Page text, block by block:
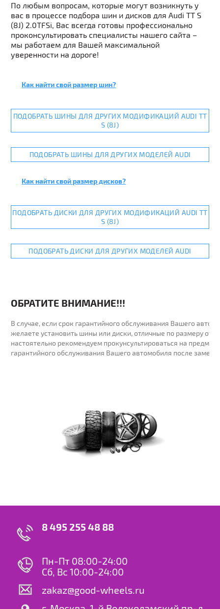
По любым вопросам, которые могут возникнуть у
вас в процессе подбора шин и дисков для Audi TT S
(8J) 2.0TFSi, Вас всегда готовы профессионально
проконсультировать специалисты нашего сайта –
мы работаем для Вашей максимальной
уверенности на дороге!
Как найти свой размер шин?
ПОДОБРАТЬ ШИНЫ ДЛЯ ДРУГИХ МОДИФИКАЦИЙ AUDI TT
S (8J)
ПОДОБРАТЬ ШИНЫ ДЛЯ ДРУГИХ МОДЕЛЕЙ AUDI
Как найти свой размер дисков?
ПОДОБРАТЬ ДИСКИ ДЛЯ ДРУГИХ МОДИФИКАЦИЙ AUDI TT
S (8J)
ПОДОБРАТЬ ДИСКИ ДЛЯ ДРУГИХ МОДЕЛЕЙ AUDI
ОБРАТИТЕ ВНИМАНИЕ!!!
В случае, если срок гарантийного обслуживания Вашего
желаете установить шины или диски, отличные по размеру от
настоятельно рекомендуем прокунсультироваться на предмет
гарантийного обслуживания Вашего автомобиля после
8 495 255 48 88
Пн-Пт 08:00-24:00
Сб, Вс 10:00-24:00
zakaz@good-wheels.ru